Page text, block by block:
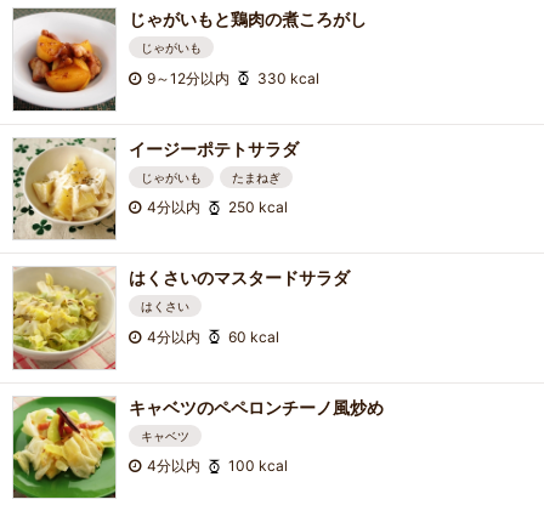
じゃがいもと鶏肉の煮ころがし
じゃがいも
9～12分以内 330 kcal
イージーポテトサラダ
じゃがいも たまねぎ
4分以内 250 kcal
はくさいのマスタードサラダ
はくさい
4分以内 60 kcal
キャベツのペペロンチーノ風炒め
キャベツ
4分以内 100 kcal